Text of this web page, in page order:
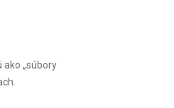
„súbory